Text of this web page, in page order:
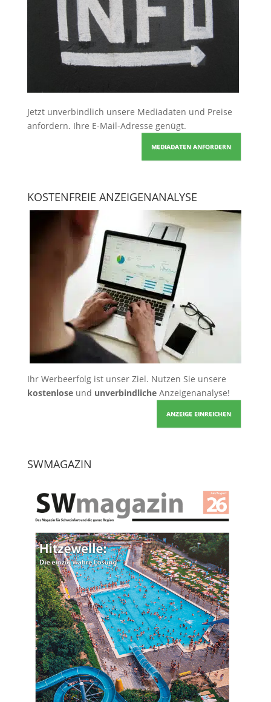
Jetzt unverbindlich unsere Mediadaten und Preise
anfordern. Ihre E-Mail-Adresse genügt.
MEDIADATEN ANFORDERN
KOSTENFREIE ANZEIGENANALYSE
Ihr Werbeerfolg ist unser Ziel. Nutzen Sie unsere
kostenloseund unverbindlicheAnzeigenanalyse!
ANZEIGE EINREICHEN
SWMAGAZIN